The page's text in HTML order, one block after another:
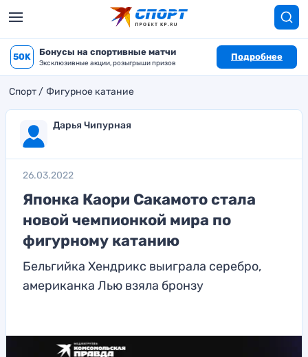
50K Бонусы на спортивные матчи
Эксклюзивные акции, розыгрыши призов
Подробнее
Спорт Фигурное катание
Дарья Чипурная
26.03.2022
Японка Каори Сакамото стала
новой чемпионкой мира по
фигурному катанию
Бельгийка Хендрикс выиграла серебро,
американка Лью взяла бронзу